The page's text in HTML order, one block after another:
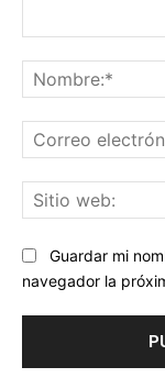
Guardar mi
navegador la